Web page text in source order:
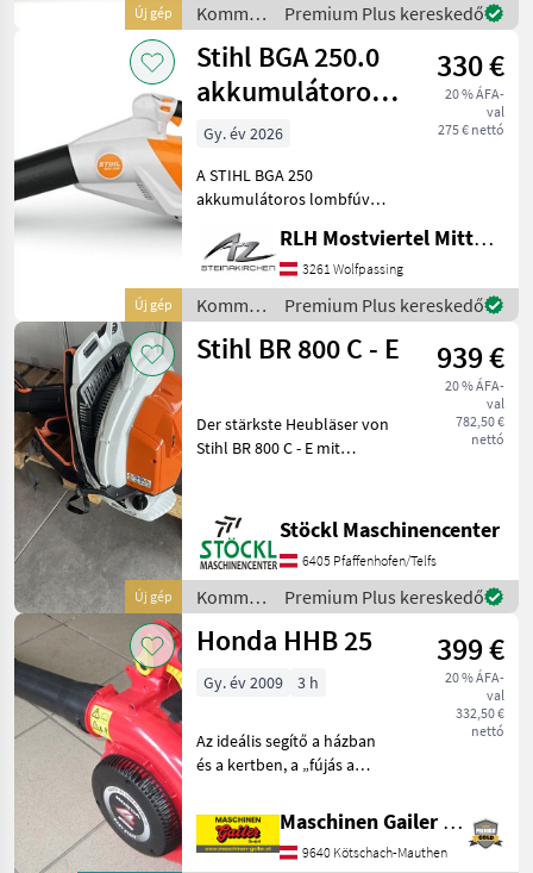
Új gép
Kommunális
gépek /
Stihl
Premium Plus kereskedő
Új gép
Stihl BGA 250.0
akkumulátoros
fúvógép
330 €
20 % ÁFA-
val
275 € nettó
Gy. év 2026
A STIHL BGA 250
akkumulátoros lombfúvó a
fúvógépe az akkumulátor
teljes üzemideje alatt –
ideális professzionális
kertészeti és tájépítészeti f
RLH Mostviertel Mitte - Standort Steinakirchen
3261 Wolfpassing
Kommunális
gépek /
Stihl
Premium Plus kereskedő
Új gép
Stihl BR 800 C - E 939 €
20 % ÁFA-
val
782,50 €
nettó
Der stärkste Heubläser von
Stihl BR 800 C - E mit
Lombfúvó
Stöckl Maschinencenter
6405 Pfaffenhofen/Telfs
Kommunális
gépek /
Stihl
Premium Plus kereskedő
Honda HHB 25 399 €
20 % ÁFA-
val
332,50 €
nettó
Gy. év 2009 3 h
Az ideális segítő a házban
és a kertben, a „fújás a
jegyében. A lombfúvót egy
25 cm³ hengerűrtartalmú
négyütemű motor hajtja,
Maschinen Gailer GmbH
9640 Kötschach-Mauthen